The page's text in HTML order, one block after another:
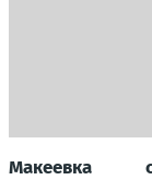
Макеевка